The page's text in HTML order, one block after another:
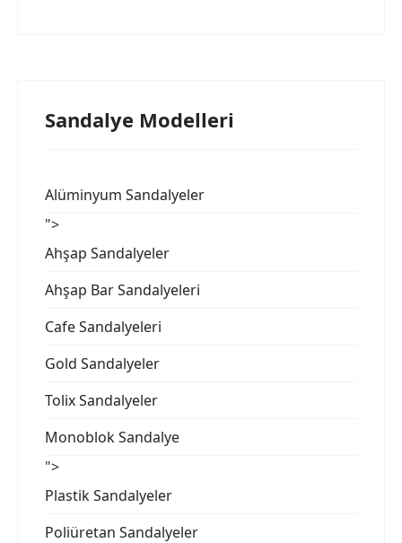
Sandalye Modelleri
Alüminyum Sandalyeler
">
Ahşap Sandalyeler
Ahşap Bar Sandalyeleri
Cafe Sandalyeleri
Gold Sandalyeler
Tolix Sandalyeler
Monoblok Sandalye
">
Plastik Sandalyeler
Poliüretan Sandalyeler